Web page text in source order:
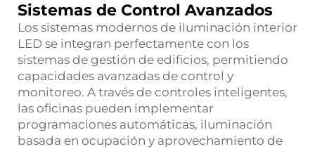
Sistemas de Control Avanzados
Los sistemas modernos de iluminación interior
LED se integran perfectamente con los
sistemas de gestión de edificios, permitiendo
capacidades avanzadas de control y
monitoreo. A través de controles inteligentes,
las oficinas pueden implementar
programaciones automáticas, iluminación
basada en ocupación y aprovechamiento de